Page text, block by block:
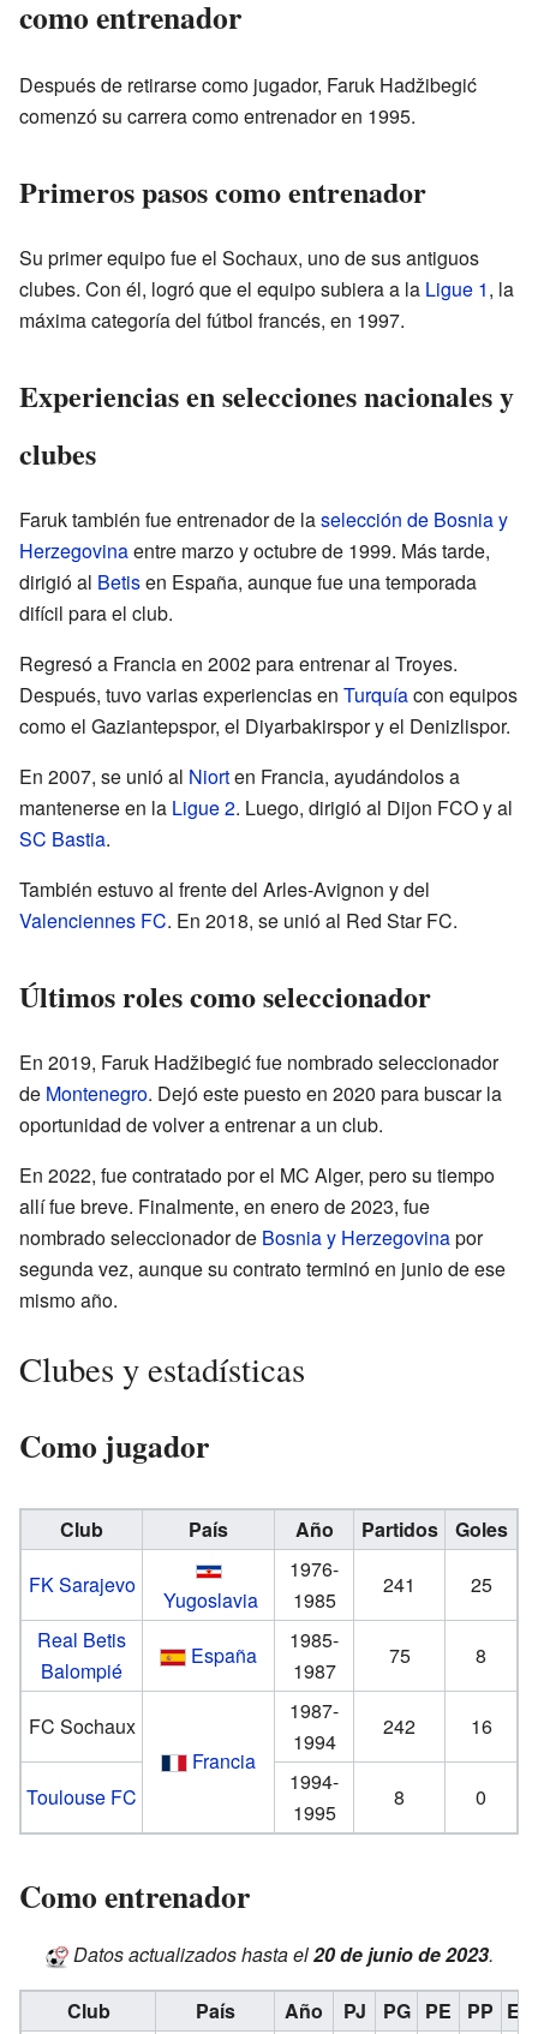
como entrenador
Después de retirarse como jugador, Faruk Hadžibegić
comenzó su carrera como entrenador en 1995.
Primeros pasos como entrenador
Su primer equipo fue el Sochaux, uno de sus antiguos
clubes. Con él, logró que el equipo subiera a la Ligue 1, la
máxima categoría del fútbol francés, en 1997.
Experiencias en selecciones nacionales y
clubes
Faruk también fue entrenador de laselección de Bosnia y
Herzegovinaentre marzo y octubre de 1999. Más tarde,
dirigió al Betisen España, aunque fue una temporada
difícil para el club.
Regresó a Francia en 2002 para entrenar al Troyes.
Después, tuvo varias experiencias en Turquíacon equipos
como el Gaziantepspor, el Diyarbakirspor y el Denizlispor.
En 2007, se unió al Niorten Francia, ayudándolos a
mantenerse en la Ligue 2. Luego, dirigió al Dijon FCO y al
SC Bastia.
También estuvo al frente del Arles-Avignon y del
Valenciennes FC. En 2018, se unió al Red Star FC.
Últimos roles como seleccionador
En 2019, Faruk Hadžibegić fue nombrado seleccionador
de Montenegro. Dejó este puesto en 2020 para buscar la
oportunidad de volver a entrenar a un club.
En 2022, fue contratado por el MC Alger, pero su tiempo
allí fue breve. Finalmente, en enero de 2023, fue
nombrado seleccionador de Bosnia y Herzegovinapor
segunda vez, aunque su contrato terminó en junio de ese
mismo año.
Clubes y estadísticas
Como jugador
Club País Año Partidos
Goles
FK Sarajevo
Yugoslavia
1976-
1985
241
25
Real Betis
Balompié
España
1985-
1987
75 8
FC Sochaux
Francia
1987-
1994
242 16
Toulouse FC
1994-
1995
8 0
Como entrenador
Datos actualizados hasta el20 de junio de 2023.
Club País Año PJ PG PE PP